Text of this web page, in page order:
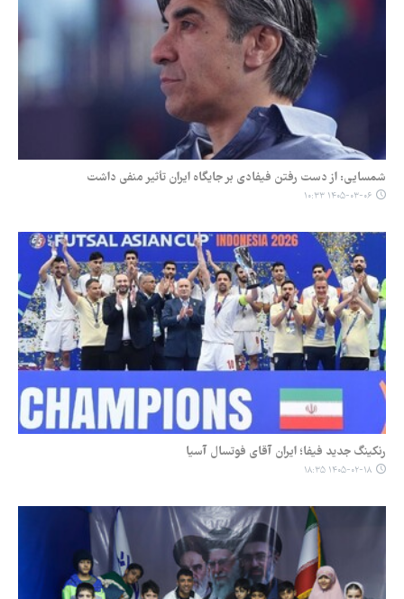
شمسایی: از دست رفتن فیفادی بر جایگاه ایران تأثیر منفی داشت
۱۴۰۵-۰۳-۰۶ ۱۰:۳۳
رنکینگ جدید فیفا؛ ایران آقای فوتسال آسیا
۱۴۰۵-۰۲-۱۸ ۱۸:۳۵